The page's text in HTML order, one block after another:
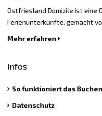
Ostfriesland Domizile ist eine
Ferienunterkünfte, gemacht
Mehr erfahren
Infos
So funktioniert das Buchen
Datenschutz